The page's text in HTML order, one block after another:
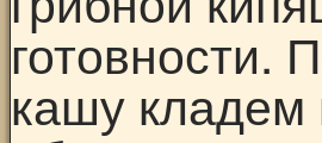
готовности.
кашу